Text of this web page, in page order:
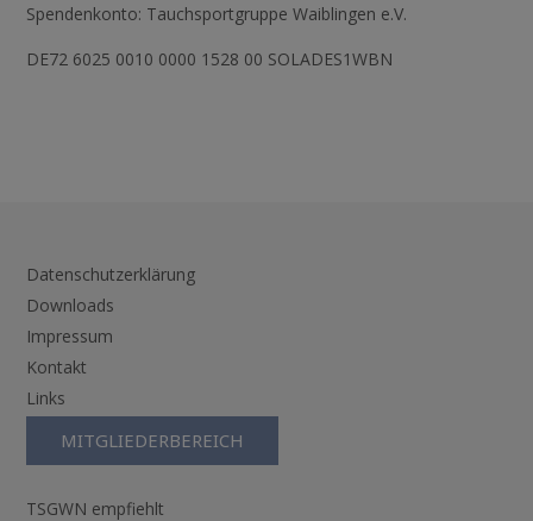
Spendenkonto: Tauchsportgruppe Waiblingen e.V.
DE72 6025 0010 0000 1528 00 SOLADES1WBN
Datenschutzerklärung
Downloads
Impressum
Kontakt
Links
MITGLIEDERBEREICH
TSGWN empfiehlt